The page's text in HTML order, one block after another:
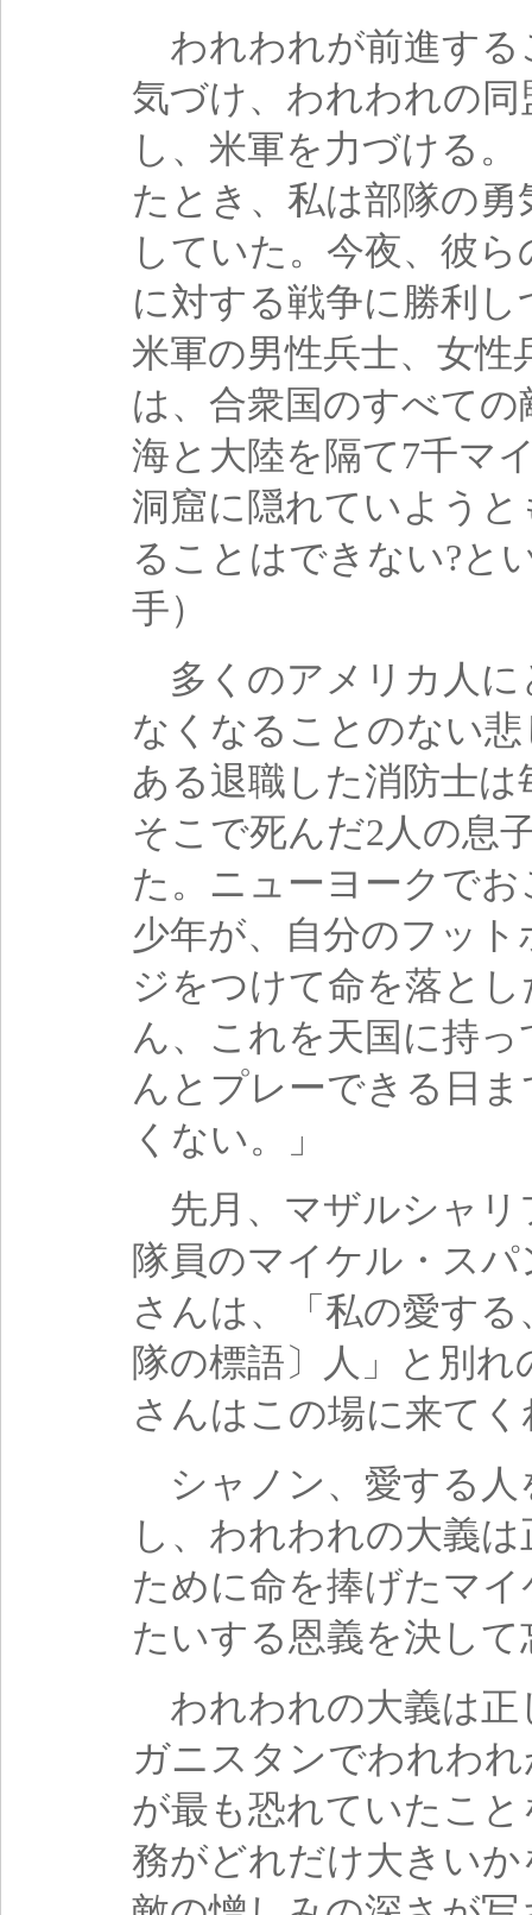
われわれが前進する
気づけ、われわれの
し、米軍を力づける
たとき、私は部隊の
していた。今夜、彼
に対する戦争に勝利
米軍の男性兵士、女
は、合衆国のすべて
海と大陸を隔て7千マ
洞窟に隠れていよう
ることはできない?と
手）
多くのアメリカ人に
なくなることのない
ある退職した消防士
そこで死んだ2人の息
た。ニューヨークで
少年が、自分のフッ
ジをつけて命を落と
ん、これを天国に持
んとプレーできる日
くない。」
先月、マザルシャリ
隊員のマイケル・ス
さんは、「私の愛す
隊の標語〕人」と別
さんはこの場に来て
シャノン、愛する人
し、われわれの大義
ために命を捧げたマ
たいする恩義を決し
われわれの大義は正
ガニスタンでわれわ
が最も恐れていたこ
務がどれだけ大きい